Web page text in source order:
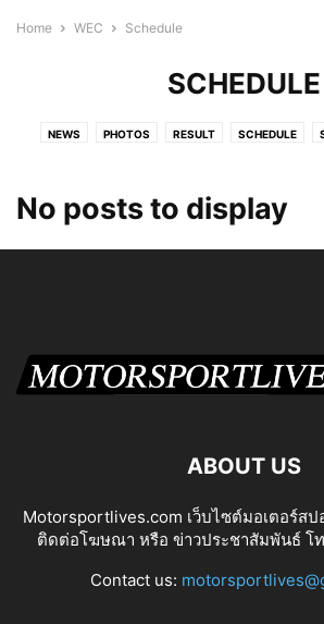
Home WEC Schedule
SCHEDULE
NEWS PHOTOS RESULT SCHEDULE
No posts to display
ABOUT US
Motorsportlives.com เว็บไซต์มอเตอร์ส
ติดต่อโฆษณา หรือ ข่าวประชาสัมพันธ์ โ
Contact us: